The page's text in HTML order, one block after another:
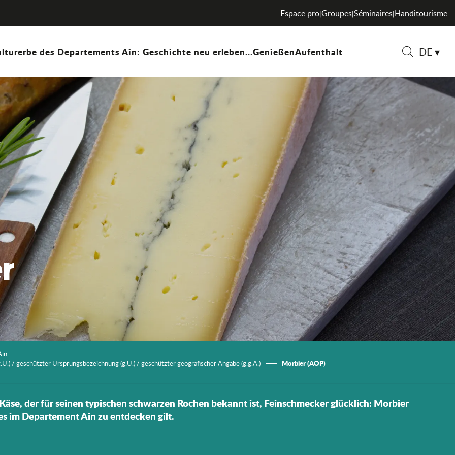
DE
Espace pro|Groupes|Séminaires|Handitourisme
des Departements Ain: Geschichte neu erleben...GenießenAufenthalt
/ geschützter Ursprungsbezeichnung (g.U.) / geschützter geografischer Angabe (g.g.A.)
Morbier (AOP)
der für seinen typischen schwarzen Rochen bekannt ist, Feinschmecker glücklich: Morbier
im Departement Ain zu entdecken gilt.